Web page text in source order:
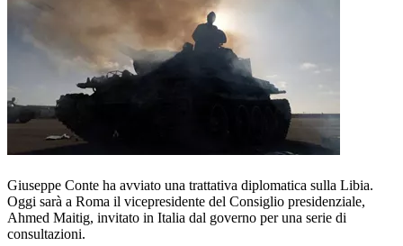
Giuseppe Conte ha avviato una trattativa diplomatica sulla Libia.
Oggi sarà a Roma il vicepresidente del Consiglio presidenziale,
Ahmed Maitig, invitato in Italia dal governo per una serie di
consultazioni.